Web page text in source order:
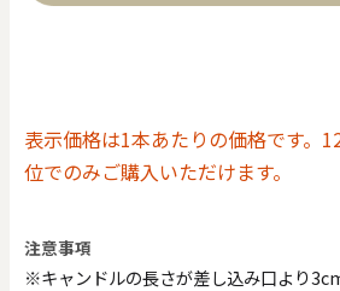
表示価格は1本あたりの価格です。
位でのみご購入いただけます。
注意事項
※キャンドルの長さが差し込み口より